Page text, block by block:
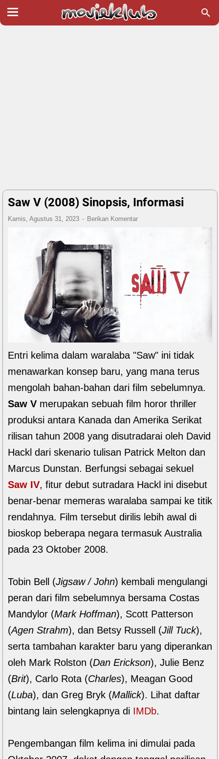
Saw V (2008) Sinopsis, Informasi
Kamis, Agustus 31, 2023 Berikan Komentar
Entri kelima dalam waralaba "Saw" ini tidak
menawarkan konsep baru, yang mana terus
mengolah bahan-bahan dari film sebelumnya.
Saw V merupakan sebuah film horor thriller
produksi antara Kanada dan Amerika Serikat
rilisan tahun 2008 yang disutradarai oleh David
Hackl dari skenario tulisan Patrick Melton dan
Marcus Dunstan. Berfungsi sebagai sekuel
Saw IV, fitur debut sutradara Hackl ini disebut
benar-benar memeras waralaba sampai ke titik
rendahnya. Film tersebut dirilis lebih awal di
bioskop beberapa negara termasuk Australia
pada 23 Oktober 2008.
Tobin Bell (Jigsaw / John) kembali mengulangi
peran dari film sebelumnya bersama Costas
Mandylor (Mark Hoffman), Scott Patterson
(Agen Strahm), dan Betsy Russell (Jill Tuck),
serta tambahan karakter baru yang diperankan
oleh Mark Rolston (Dan Erickson), Julie Benz
(Brit), Carlo Rota (Charles), Meagan Good
(Luba), dan Greg Bryk (Mallick). Lihat daftar
bintang lain selengkapnya di IMDb.
Pengembangan film kelima ini dimulai pada